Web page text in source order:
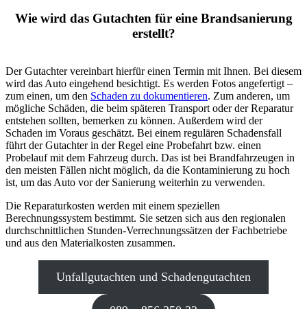
Wie wird das Gutachten für eine Brandsanierung
erstellt?
Der Gutachter vereinbart hierfür einen Termin mit Ihnen. Bei diesem
wird das Auto eingehend besichtigt. Es werden Fotos angefertigt –
zum einen, um den Schaden zu dokumentieren. Zum anderen, um
mögliche Schäden, die beim späteren Transport oder der Reparatur
entstehen sollten, bemerken zu können. Außerdem wird der
Schaden im Voraus geschätzt. Bei einem regulären Schadensfall
führt der Gutachter in der Regel eine Probefahrt bzw. einen
Probelauf mit dem Fahrzeug durch. Das ist bei Brandfahrzeugen in
den meisten Fällen nicht möglich, da die Kontaminierung zu hoch
ist, um das Auto vor der Sanierung weiterhin zu verwenden.
Die Reparaturkosten werden mit einem speziellen
Berechnungssystem bestimmt. Sie setzen sich aus den regionalen
durchschnittlichen Stunden-Verrechnungssätzen der Fachbetriebe
und aus den Materialkosten zusammen.
Unfallgutachten und Schadengutachten